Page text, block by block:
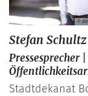
©
Stefan Schultz
Pressesprecher
Stadtdekanat